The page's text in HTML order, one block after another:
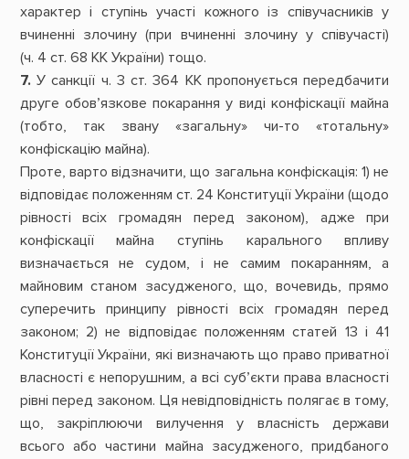
характер і ступінь участі кожного із співучасників у
вчиненні злочину (при вчиненні злочину у співучасті)
(ч. 4 ст. 68 КК України) тощо.
7. У санкції ч. 3 ст. 364 КК пропонується передбачити
друге обов’язкове покарання у виді конфіскації майна
(тобто, так звану «загальну» чи-то «тотальну»
конфіскацію майна).
Проте, варто відзначити, що загальна конфіскація: 1) не
відповідає положенням ст. 24 Конституції України (щодо
рівності всіх громадян перед законом), адже при
конфіскації майна ступінь карального впливу
визначається не судом, і не самим покаранням, а
майновим станом засудженого, що, вочевидь, прямо
суперечить принципу рівності всіх громадян перед
законом; 2) не відповідає положенням статей 13 і 41
Конституції України, які визначають що право приватної
власності є непорушним, а всі суб’єкти права власності
рівні перед законом. Ця невідповідність полягає в тому,
що, закріплюючи вилучення у власність держави
всього або частини майна засудженого, придбаного